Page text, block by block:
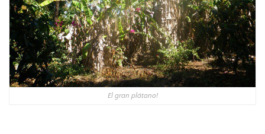
El gran plátano!